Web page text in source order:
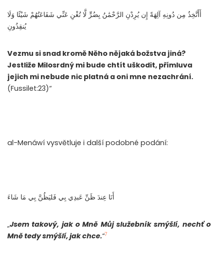
أَأَتَّخِذُ مِن دُونِهِ آلِهَةً إِن يُرِدْنِ الرَّحْمَٰنُ بِضُرٍّ لَّا تُغْنِ عَنِّي شَفَاعَتُهُمْ شَيْئًا وَلَا
يُنقِذُونِ
Vezmu si snad kromě Něho nějaká božstva jiná?
Jestliže Milosrdný mi bude chtít uškodit, přímluva
jejich mi nebude nic platná a oni mne nezachrání.
(Fussilet:23)“
al-Menáwí vysvětluje i další podobné podání:
أَنَا عِندَ ظَنِّ عَبدِي بِي فَليَظُنَّ بِي مَا شَاءَ
„Jsem takový, jak o Mně Můj služebník smýšlí, nechť o
Mně tedy smýšlí, jak chce.“7